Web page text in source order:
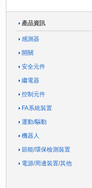
產品資訊
感測器
開關
安全元件
繼電器
控制元件
FA系統裝置
運動/驅動
機器人
節能/環保檢測裝置
電源/周邊裝置/其他